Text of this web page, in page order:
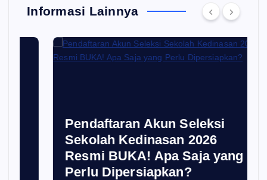
Informasi Lainnya
Pendaftaran Akun Seleksi
Sekolah Kedinasan 2026
Resmi BUKA! Apa Saja yang
Perlu Dipersiapkan?